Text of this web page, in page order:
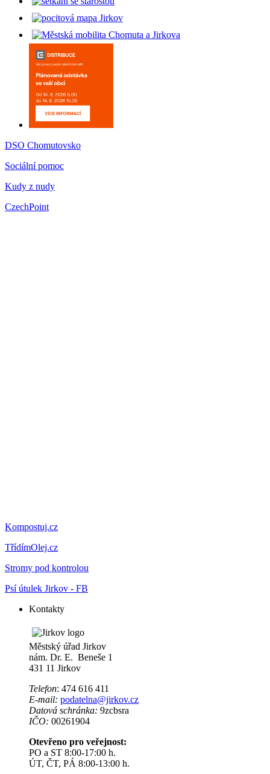
DSO Chomutovsko
Sociální pomoc
Kudy z nudy
CzechPoint
Kompostuj.cz
TřídímOlej.cz
Stromy pod kontrolou
Psí útulek Jirkov - FB
Kontakty
Městský úřad Jirkov
nám. Dr. E. Beneše 1
431 11 Jirkov
Telefon: 474 616 411
E-mail: podatelna@jirkov.cz
Datová schránka: 9zcbsra
IČO: 00261904
Otevřeno pro veřejnost:
PO a ST 8:00-17:00 h.
ÚT, ČT, PÁ 8:00-13:00 h.